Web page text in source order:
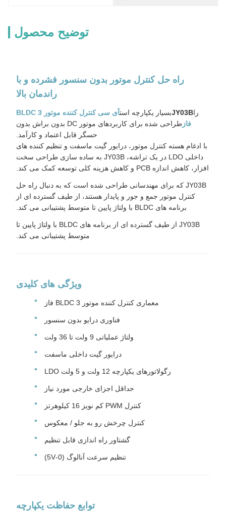
توضیح محصول
راه حل کنترل موتور بدون سنسور فشرده و با
راندمان بالا
راJY03Bبسیار یکپارچه است
آی سی کنترل کننده موتور BLDC 3
فاز
طراحی شده برای کاربردهای موتور DC بدون براش بدون
حسگر قابل اعتماد و کارآمد.
با ادغام هسته کنترل موتور، درایور گیت ماسفت و تنظیم کننده های
داخلی LDO در یک تراشه، JY03B به ساده سازی طراحی سخت
افزار، کاهش اندازه PCB و کاهش هزینه کلی توسعه کمک می کند.
JY03B که برای مهندسانی طراحی شده است که به دنبال راه حل
کنترل موتور جمع و جور و پایدار هستند، از طیف گسترده ای از
برنامه های BLDC با ولتاژ پایین تا متوسط ​​پشتیبانی می کند.
JY03B از طیف گسترده ای از برنامه های BLDC با ولتاژ پایین تا
متوسط ​​پشتیبانی می کند.
ویژگی های کلیدی
معماری کنترل کننده موتور BLDC 3 فاز
فناوری درایو بدون سنسور
ولتاژ عملیاتی 9 ولت تا 36 ولت
درایور گیت داخلی ماسفت
رگولاتورهای یکپارچه 12 ولت و 5 ولت LDO
حداقل اجزای خارجی مورد نیاز
کنترل PWM کم نویز 16 کیلوهرتز
کنترل چرخش رو به جلو / معکوس
گشتاور راه اندازی قابل تنظیم
تنظیم سرعت آنالوگ (0-5V)
توابع حفاظت یکپارچه